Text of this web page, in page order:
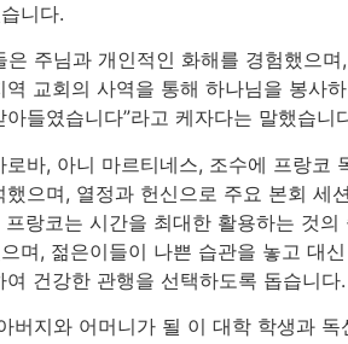
니다.
은 주님과 개인적인 화해를 경험했으며
역 교회의 사역을 통해 하나님을 봉사
들였습니다”라고 케자다는 말했습니
로바, 아니 마르티네스, 조수에 프랑코
했으며, 열정과 헌신으로 주요 본회 세
프랑코는 시간을 최대한 활용하는 것의
며, 젊은이들이 나쁜 습관을 놓고 대신
여 건강한 관행을 선택하도록 돕습니다.
버지와 어머니가 될 이 대학 학생과 독